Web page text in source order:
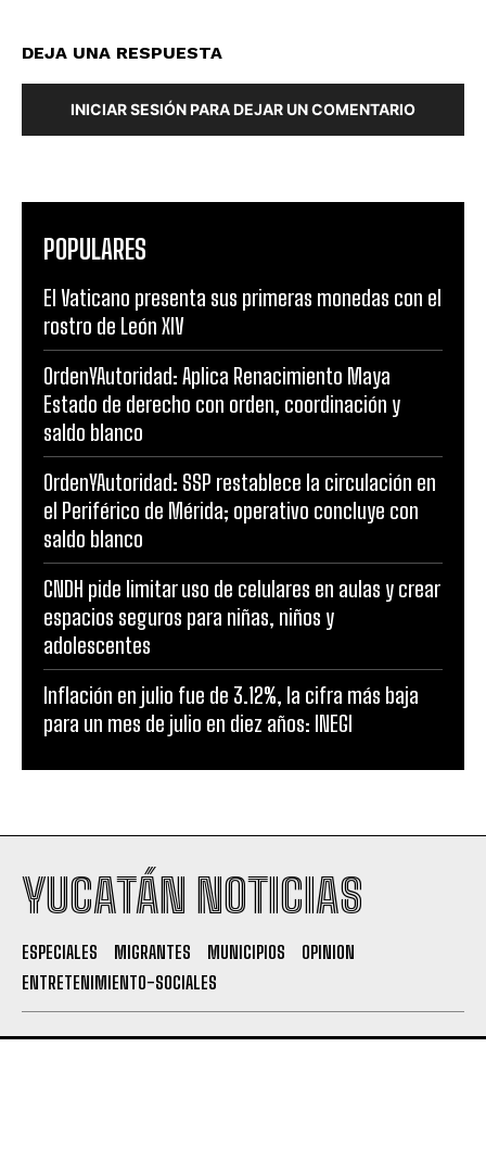
DEJA UNA RESPUESTA
INICIAR SESIÓN PARA DEJAR UN COMENTARIO
POPULARES
El Vaticano presenta sus primeras monedas con el
rostro de León XIV
OrdenYAutoridad: Aplica Renacimiento Maya
Estado de derecho con orden, coordinación y
saldo blanco
OrdenYAutoridad: SSP restablece la circulación en
el Periférico de Mérida; operativo concluye con
saldo blanco
CNDH pide limitar uso de celulares en aulas y crear
espacios seguros para niñas, niños y
adolescentes
Inflación en julio fue de 3.12%, la cifra más baja
para un mes de julio en diez años: INEGI
YUCATÁN NOTICIAS
ESPECIALES MIGRANTES MUNICIPIOS
OPINION
ENTRETENIMIENTO-SOCIALES